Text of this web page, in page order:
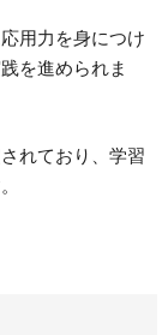
用力を身につけ
を進められま
れており、学習